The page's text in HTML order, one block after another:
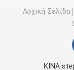
Αρχική Σελίδα
ΚΙΝΑ